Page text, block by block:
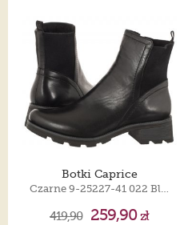
Botki Caprice
419,90 259,90zł